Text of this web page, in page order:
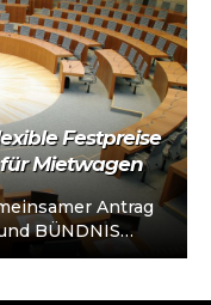
Festpreise
Mietwagen
Antrag
BÜNDNIS
des Taxi-